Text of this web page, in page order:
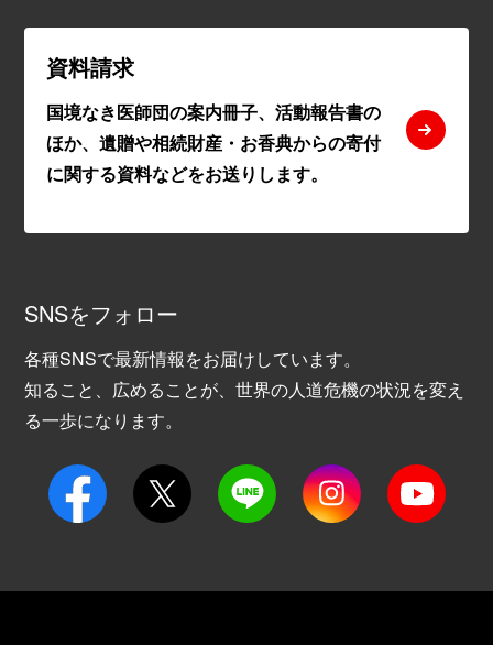
資料請求
国境なき医師団の案内冊子、活動報告書の
ほか、遺贈や相続財産・お香典からの寄付
に関する資料などをお送りします。
SNSをフォロー
各種SNSで最新情報をお届けしています。
知ること、広めることが、世界の人道危機の状況を変え
る一歩になります。